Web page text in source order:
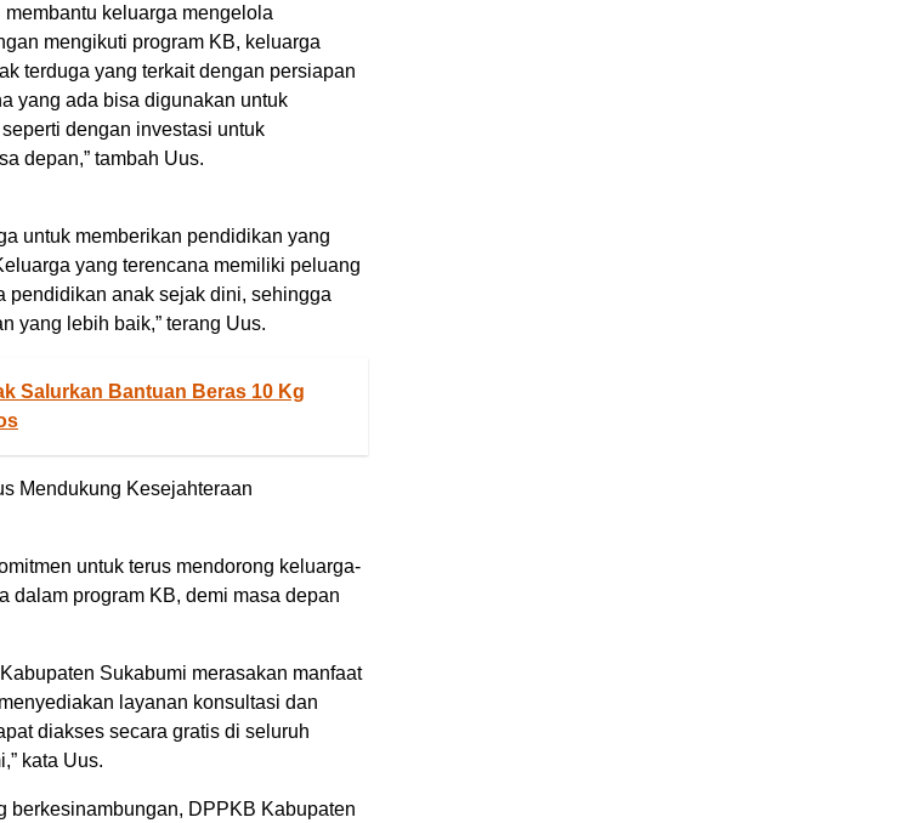
keluarga mengelola
mengikuti program KB, keluarga
terduga yang terkait dengan persiapan
yang ada bisa digunakan untuk
dengan investasi untuk
depan,” tambah Uus.
untuk memberikan pendidikan yang
yang terencana memiliki peluang
pendidikan anak sejak dini, sehingga
yang lebih baik,” terang Uus.
Salurkan Bantuan Beras 10 Kg
Mendukung Kesejahteraan
untuk terus mendorong keluarga-
dalam program KB, demi masa depan
Sukabumi merasakan manfaat
layanan konsultasi dan
diakses secara gratis di seluruh
kata Uus.
berkesinambungan, DPPKB Kabupaten